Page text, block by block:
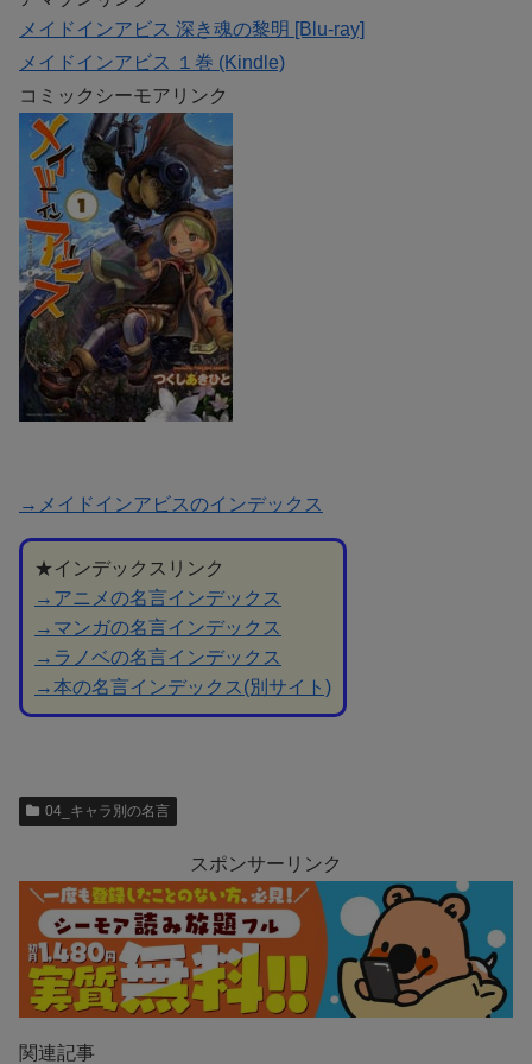
メイドインアビス 深き魂の黎明 [Blu-ray]
メイドインアビス １巻 (Kindle)
コミックシーモアリンク
→メイドインアビスのインデックス
★インデックスリンク
→アニメの名言インデックス
→マンガの名言インデックス
→ラノベの名言インデックス
→本の名言インデックス(別サイト)
04_キャラ別の名言
スポンサーリンク
関連記事